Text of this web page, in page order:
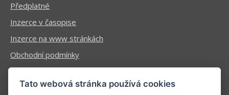
Předplatné
Inzerce v časopise
Inzerce na www stránkách
Obchodní podmínky
Ochrana osobních údajů
Tato webová stránka používá cookies